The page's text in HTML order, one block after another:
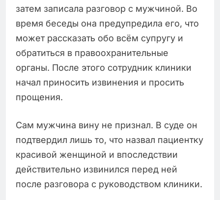
затем записала разговор с мужчиной. Во
время беседы она предупредила его, что
может рассказать обо всём супругу и
обратиться в правоохранительные
органы. После этого сотрудник клиники
начал приносить извинения и просить
прощения.
Сам мужчина вину не признал. В суде он
подтвердил лишь то, что назвал пациентку
красивой женщиной и впоследствии
действительно извинился перед ней
после разговора с руководством клиники.